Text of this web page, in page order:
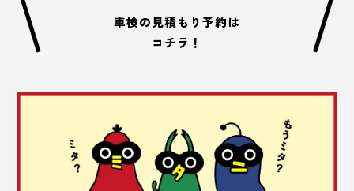
車検の見積もり予約は
コチラ！